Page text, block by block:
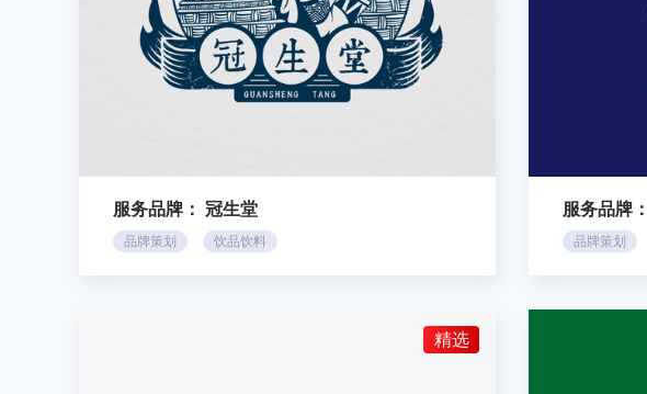
服务品牌： 冠生堂
品牌策划 饮品饮料
服务品牌：
品牌策划
精选